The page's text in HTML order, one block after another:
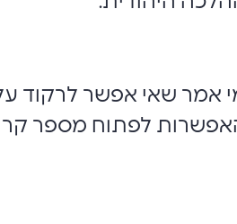
אמר שאי אפשר לרקוד על
לפתוח מספר